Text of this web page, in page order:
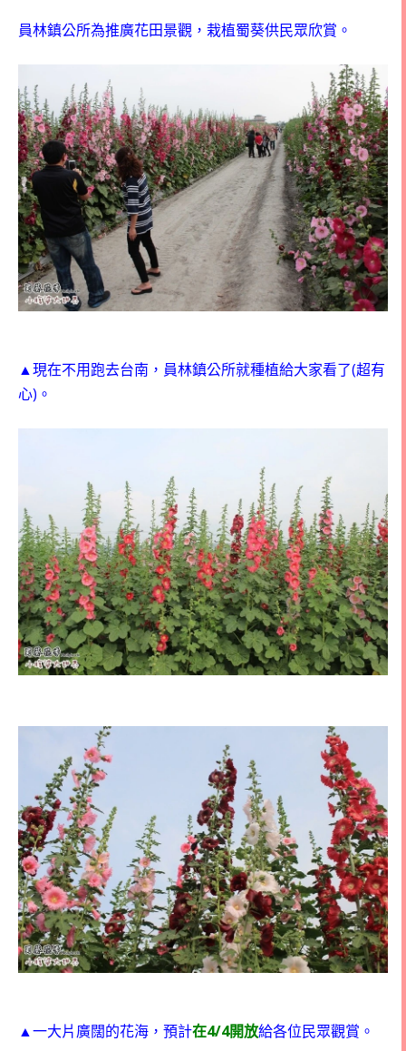
員林鎮公所為推廣花田景觀，栽植蜀葵供民眾欣賞。
▲現在不用跑去台南，員林鎮公所就種植給大家看了(超有
心) 。
▲一大片廣闊的花海，預計在4/4開放給各位民眾觀賞。